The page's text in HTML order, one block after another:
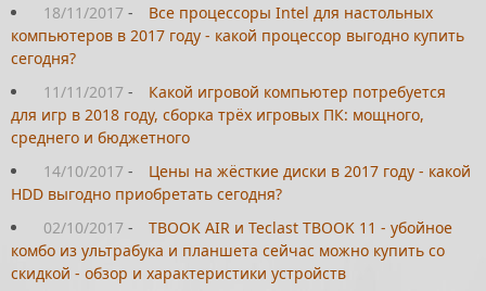
18/11/2017 -
Все процессоры Intel для настольных
компьютеров в 2017 году - какой процессор выгодно купить
сегодня?
11/11/2017 -
Какой игровой компьютер потребуется
для игр в 2018 году, сборка трёх игровых ПК: мощного,
среднего и бюджетного
14/10/2017 -
Цены на жёсткие диски в 2017 году - какой
HDD выгодно приобретать сегодня?
02/10/2017 -
TBOOK AIR и Teclast TBOOK 11 - убойное
комбо из ультрабука и планшета сейчас можно купить со
скидкой - обзор и характеристики устройств